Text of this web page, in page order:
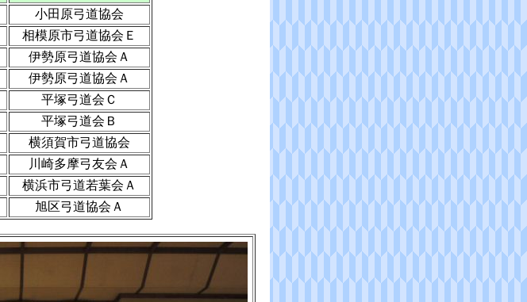
小田原弓道協会
相模原市弓道協会Ｅ
伊勢原弓道協会Ａ
伊勢原弓道協会Ａ
平塚弓道会Ｃ
平塚弓道会Ｂ
横須賀市弓道協会
川崎多摩弓友会Ａ
横浜市弓道若葉会Ａ
旭区弓道協会Ａ